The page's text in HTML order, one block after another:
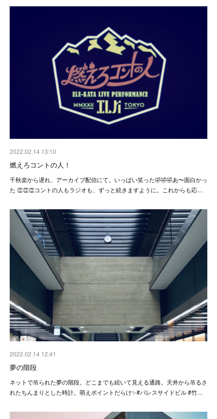
2022.02.14 13:10
燃えろコントの人！
千秋楽から遅れ、アーカイブ配信にて。いっぱい笑った🤣🤣🤣あ〜面白かっ
た 👏👏👏コントの人もラジオも、ずっと続きますように。これからも応…
2022.02.14 12:41
夢の階段
ネットで吊られた夢の階段。どこまでも続いて見える通路。天井から吊るさ
れたちんまりとした時計。萌えポイントだらけ✨#パレスサイドビル #竹…